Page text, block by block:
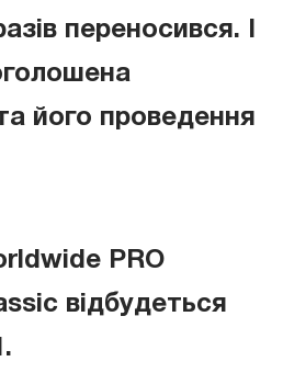
переносився. І
його проведення
PRO
відбудеться